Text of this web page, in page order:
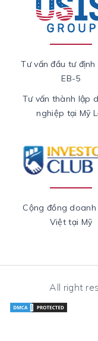
Tư vấn đầu tư định
EB-5
Tư vấn thành lập
nghiệp tại Mỹ
Cộng đồng doanh
Việt tại Mỹ
All right